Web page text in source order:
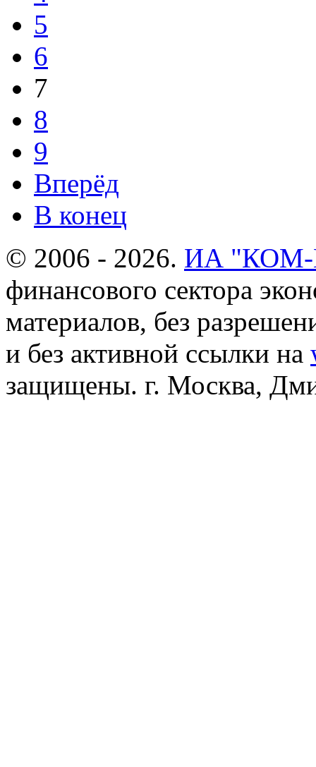
5
6
7
8
9
Вперёд
В конец
© 2006 - 2026. ИА
финансового сектора
материалов, без
и без активной ссылки на
защищены. г. Москва,